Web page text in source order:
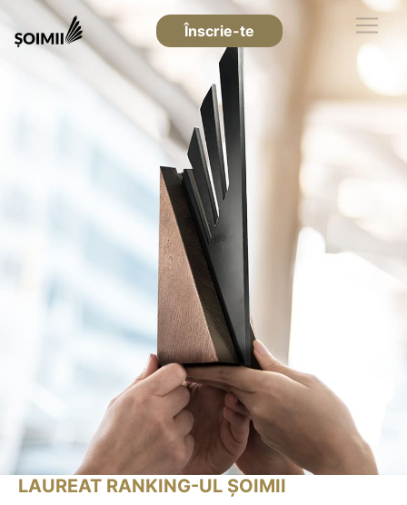
Înscrie-te
LAUREAT RANKING-UL ȘOIMII